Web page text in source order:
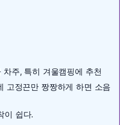
주, 특히 겨울캠핑에 추천
고정끈만 짱짱하게 하면 소음
이 쉽다.